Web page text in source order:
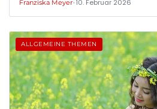
Franziska Meyer•10. Februar 2026
ALLGEMEINE THEMEN